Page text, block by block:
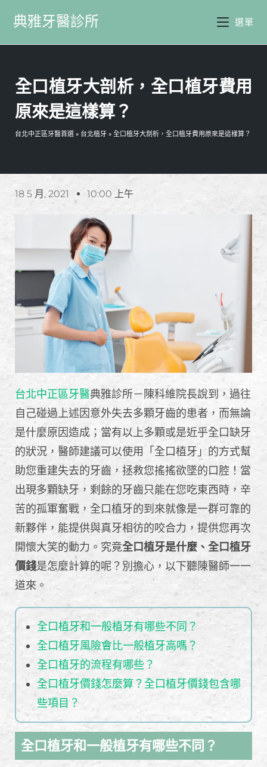
典雅牙醫診所 選單
全口植牙大剖析，全口植牙費用
原來是這樣算？
台北中正區牙醫首選 » 台北植牙 » 全口植牙大剖析，全口植牙費用原來是這樣算？
18 5 月, 2021 10:00 上午
台北中正區牙醫典雅診所－陳科維院長說到，過往
自己碰過上述因意外失去多顆牙齒的患者，而無論
是什麼原因造成；當有以上多顆或是近乎全口缺牙
的狀況，醫師建議可以使用「全口植牙」的方式幫
助您重建失去的牙齒，拯救您搖搖欲墜的口腔！當
出現多顆缺牙，剩餘的牙齒只能在您吃東西時，辛
苦的孤軍奮戰，全口植牙的到來就像是一群可靠的
新夥伴，能提供與真牙相彷的咬合力，提供您再次
開懷大笑的動力。究竟全口植牙是什麼、全口植牙
價錢是怎麼計算的呢？別擔心，以下聽陳醫師一一
道來。
全口植牙和一般植牙有哪些不同？
全口植牙風險會比一般植牙高嗎？
全口植牙的流程有哪些？
全口植牙價錢怎麼算？全口植牙價錢包含哪
些項目？
全口植牙和一般植牙有哪些不同？